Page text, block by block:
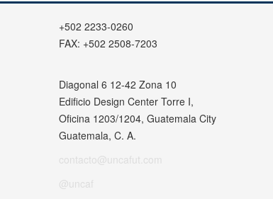
+502 2233-0260
FAX: +502 2508-7203
Diagonal 6 12-42 Zona 10
Edificio Design Center Torre I,
Oficina 1203/1204, Guatemala City
Guatemala, C. A.
contacto@uncafut.com
@uncaf